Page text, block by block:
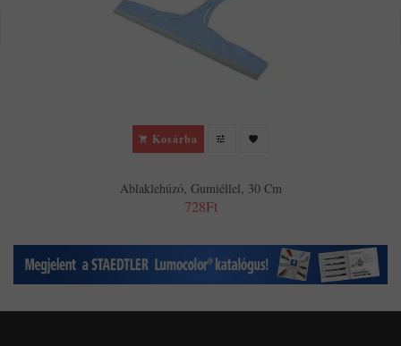
Kosárba
Ablaklehúzó, Gumiéllel, 30 Cm
728Ft